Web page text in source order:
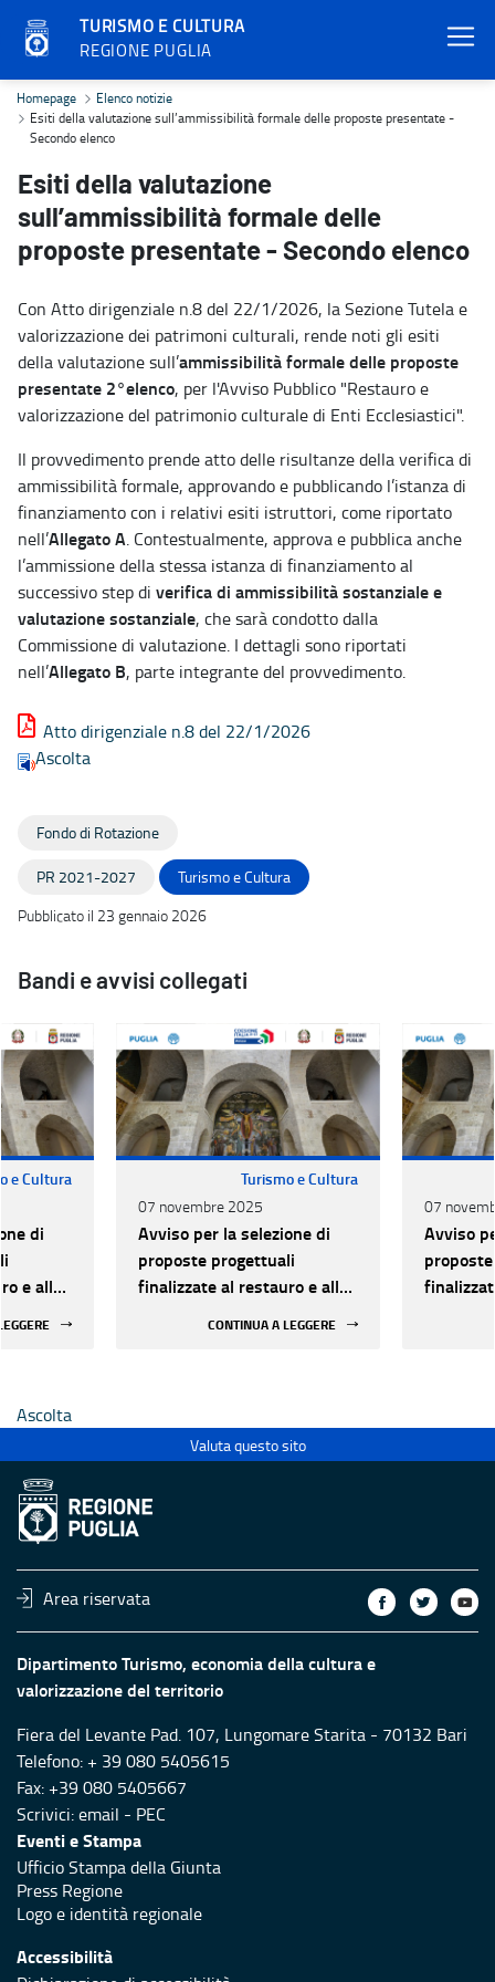
TURISMO E CULTURA
REGIONE PUGLIA
Esiti della valutazione sull’ammissibilità formale delle proposte
Homepage
Elenco notizie
Esiti della valutazione sull’ammissibilità formale delle proposte presentate -
Secondo elenco
Esiti della valutazione
sull’ammissibilità formale delle
proposte presentate - Secondo elenco
Con Atto dirigenziale n.8 del 22/1/2026, la Sezione Tutela e
valorizzazione dei patrimoni culturali, rende noti gli esiti
della valutazione sull’ammissibilità formaledelle proposte
presentate 2°elenco, per l'Avviso Pubblico "Restauro e
valorizzazione del patrimonio culturale di Enti Ecclesiastici".
Il provvedimento prende atto delle risultanze della verifica di
ammissibilità formale, approvando e pubblicando l’istanza di
finanziamento con i relativi esiti istruttori, come riportato
nell’Allegato A. Contestualmente, approva e pubblica anche
l’ammissione della stessa istanza di finanziamento al
successivo step di verifica di ammissibilità sostanziale e
valutazione sostanziale, che sarà condotto dalla
Commissione di valutazione. I dettagli sono riportati
nell’Allegato B, parte integrante del provvedimento.
Atto dirigenziale n.8 del 22/1/2026
Ascolta
Fondo di Rotazione
PR 2021-2027
Turismo e Cultura
Pubblicato il 23 gennaio 2026
Bandi e avvisi collegati
e Cultura
di
e alla
Turismo e Cultura
07 novembre 2025
Avviso per la selezione di
proposte progettuali
finalizzate al restauro e alla
CONTINUA A LEGGERE
07
Avviso
Ascolta
Valuta questo sito
Area riservata
Dipartimento Turismo, economia della cultura e
valorizzazione del territorio
Fiera del Levante Pad. 107, Lungomare Starita - 70132 Bari
Telefono: + 39 080 5405615
Fax: +39 080 5405667
Scrivici:email - PEC
Eventi e Stampa
Ufficio Stampa della Giunta
Press Regione
Logo e identità regionale
Accessibilità